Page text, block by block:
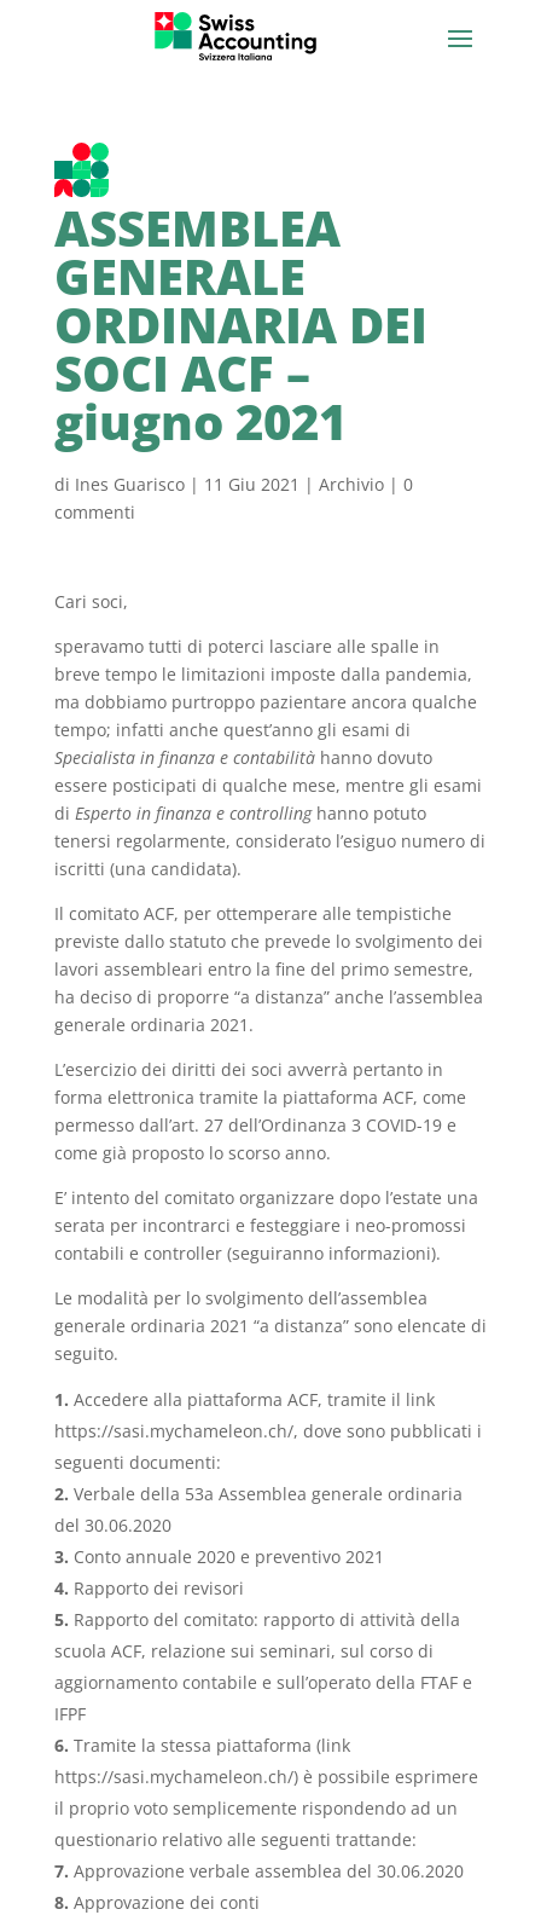
ASSEMBLEA
GENERALE
ORDINARIA DEI
SOCI ACF –
giugno 2021
di Ines Guarisco| 11 Giu 2021 | Archivio| 0
commenti
Cari soci,
speravamo tutti di poterci lasciare alle spalle in
breve tempo le limitazioni imposte dalla pandemia,
ma dobbiamo purtroppo pazientare ancora qualche
tempo; infatti anche quest’anno gli esami di
Specialista in finanza e contabilità hanno dovuto
essere posticipati di qualche mese, mentre gli esami
di Esperto in finanza e controllinghanno potuto
tenersi regolarmente, considerato l’esiguo numero di
iscritti (una candidata).
Il comitato ACF, per ottemperare alle tempistiche
previste dallo statuto che prevede lo svolgimento dei
lavori assembleari entro la fine del primo semestre,
ha deciso di proporre “a distanza” anche l’assemblea
generale ordinaria 2021.
L’esercizio dei diritti dei soci avverrà pertanto in
forma elettronica tramite la piattaforma ACF, come
permesso dall’art. 27 dell’Ordinanza 3 COVID-19 e
come già proposto lo scorso anno.
E’ intento del comitato organizzare dopo l’estate una
serata per incontrarci e festeggiare i neo-promossi
contabili e controller (seguiranno informazioni).
Le modalità per lo svolgimento dell’assemblea
generale ordinaria 2021 “a distanza” sono elencate di
seguito.
Accedere alla piattaforma ACF, tramite il link
https://sasi.mychameleon.ch/, dove sono pubblicati i
seguenti documenti:
Verbale della 53a Assemblea generale ordinaria
del 30.06.2020
Conto annuale 2020 e preventivo 2021
Rapporto dei revisori
Rapporto del comitato: rapporto di attività della
scuola ACF, relazione sui seminari, sul corso di
aggiornamento contabile e sull’operato della FTAF e
IFPF
Tramite la stessa piattaforma (link
https://sasi.mychameleon.ch/) è possibile esprimere
il proprio voto semplicemente rispondendo ad un
questionario relativo alle seguenti trattande:
Approvazione verbale assemblea del 30.06.2020
Approvazione dei conti